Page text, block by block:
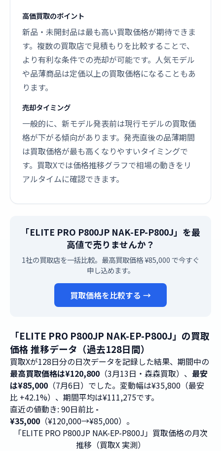
高価買取のポイント
新品・未開封品は最も高い買取価格が期待できま
す。複数の買取店で見積もりを比較することで、
より有利な条件での売却が可能です。人気モデル
や品薄商品は定価以上の買取価格になることもあ
ります。
売却タイミング
一般的に、新モデル発表前は現行モデルの買取価
格が下がる傾向があります。発売直後の品薄期間
は買取価格が最も高くなりやすいタイミングで
す。買取Xでは価格推移グラフで相場の動きをリ
アルタイムに確認できます。
「ELITE PRO P800JP NAK-EP-P800J」を最
高値で売りませんか？
1社の買取店を一括比較。最高買取価格 ¥85,000 で今すぐ
申し込めます。
買取価格を比較する →
「ELITE PRO P800JP NAK-EP-P800J」の買取
価格 推移データ（過去128日間）
買取Xが128日分の日次データを記録した結果、期間中の
最高買取価格は¥120,800 （3月13日・森森買取）、 最安
は¥85,000 （7月6日）でした。変動幅は¥35,800（最安
比 +42.1%）、期間平均は¥111,275です。
直近の値動き: 90日前比 -
¥35,000 （¥120,000→¥85,000）。
「ELITE PRO P800JP NAK-EP-P800J」買取価格の月次
推移（買取X 実測）